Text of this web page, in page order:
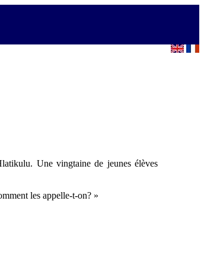
Une vingtaine de jeunes élèves
les appelle-t-on? »